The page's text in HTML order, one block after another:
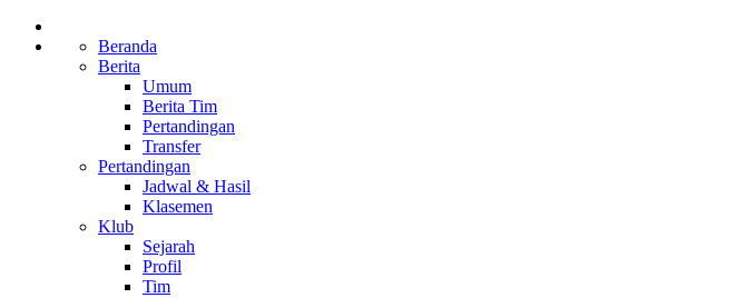
Beranda
Berita
Umum
Berita Tim
Pertandingan
Transfer
Pertandingan
Jadwal & Hasil
Klasemen
Klub
Sejarah
Profil
Tim